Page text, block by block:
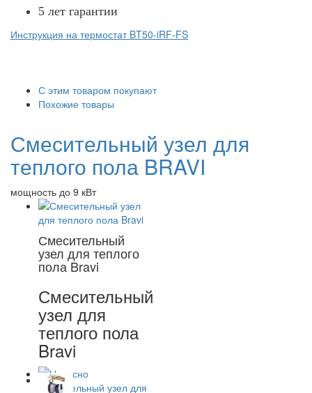
5 лет гарантии
Инструкция на термостат BT50-iRF-FS
С этим товаром покупают
Похожие товары
Смесительный узел для
теплого пола BRAVI
мощность до 9 кВт
Смесительный
узел для теплого
пола Bravi
Смесительный
узел для
теплого пола
Bravi